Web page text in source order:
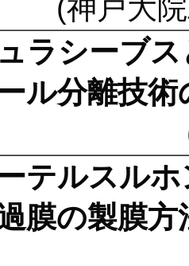
(神戸大
ラシーブ
ル分離技術
テルスル
膜の製膜方